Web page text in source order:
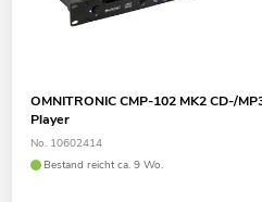
OMNITRONIC CMP-102 MK2 CD-/
Player
No. 10602414
Bestand reicht ca. 9 Wo.